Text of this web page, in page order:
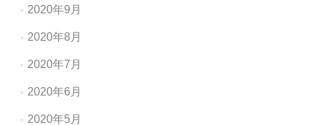
2020年9月
2020年8月
2020年7月
2020年6月
2020年5月